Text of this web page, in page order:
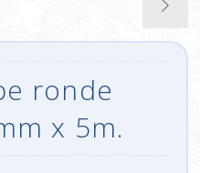
ronde
x 5m.